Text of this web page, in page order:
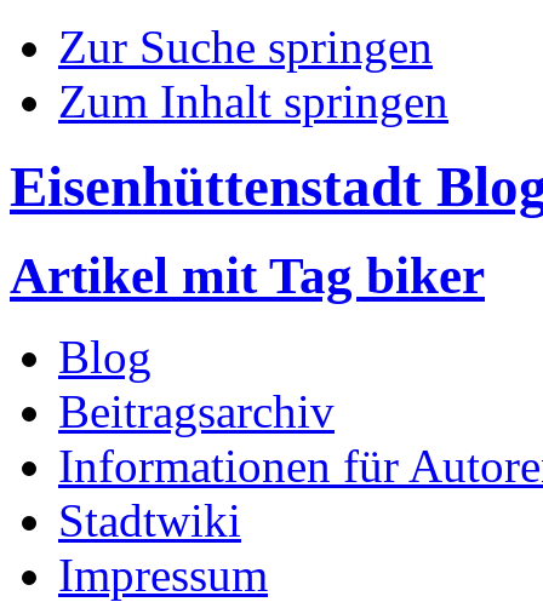
Zur Suche springen
Zum Inhalt springen
Eisenhüttenstadt
Artikel mit Tag biker
Blog
Beitragsarchiv
Informationen für
Stadtwiki
Impressum